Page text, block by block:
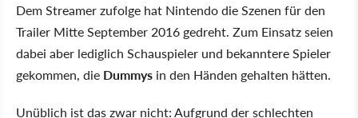
Dem Streamer zufolge hat Nintendo die Szenen für den
Trailer Mitte September 2016 gedreht. Zum Einsatz seien
dabei aber lediglich Schauspieler und bekanntere Spieler
gekommen, die Dummys in den Händen gehalten hätten.
Unüblich ist das zwar nicht: Aufgrund der schlechten